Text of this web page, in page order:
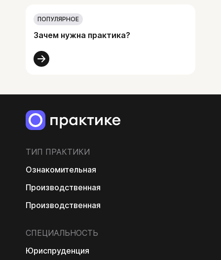
ПОПУЛЯРНОЕ
Зачем нужна практика?
ТИП ПРАКТИКИ
Ознакомительная
Производственная
Производственная
СПЕЦИАЛЬНОСТЬ
Юриспруденция